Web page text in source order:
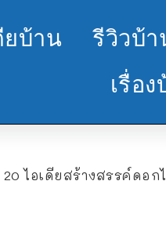
ยบ้าน รีวิวบ้า
เรื่อ
20 ไอเดียสร้างสรรค์ดอ